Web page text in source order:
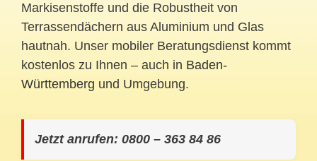
Markisenstoffe und die Robustheit von
Terrassendächern aus Aluminium und Glas
hautnah. Unser mobiler Beratungsdienst kommt
kostenlos zu Ihnen – auch in Baden-
Württemberg und Umgebung.
Jetzt anrufen: 0800 – 363 84 86